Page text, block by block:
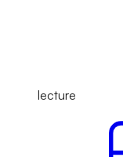
lecture